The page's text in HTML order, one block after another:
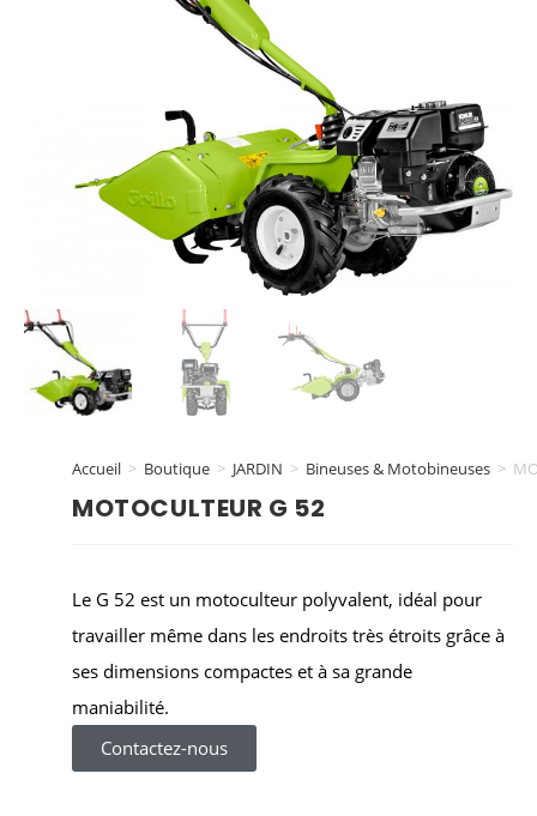
Accueil > Boutique > JARDIN > Bineuses & Motobineuses >
MOTOCULTEUR G 52
Le G 52 est un motoculteur polyvalent, idéal pour
travailler même dans les endroits très étroits grâce à
ses dimensions compactes et à sa grande
maniabilité.
Contactez-nous